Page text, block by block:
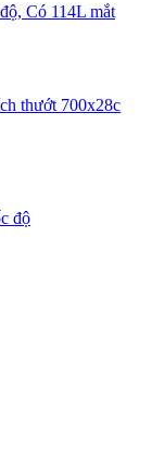
Có 114L mắt
thướt 700x28c
độ